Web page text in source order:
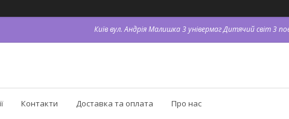
Київ вул. Андрія Малишка 3 універмаг Дитячий світ 3
Контакти Доставка та оплата Про нас